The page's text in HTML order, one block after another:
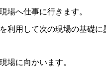
場へ仕事に行きます。
利用して次の現場の基礎に
場に向かいます。